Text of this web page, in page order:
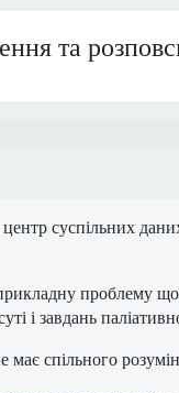
та
суспільних
проблему
і завдань
спільного